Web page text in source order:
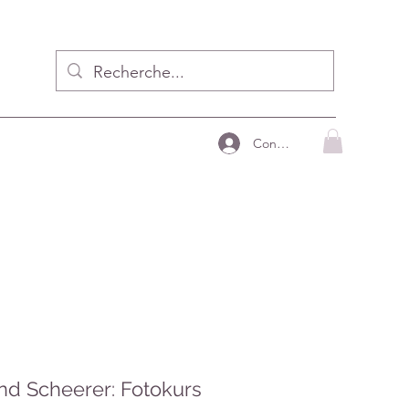
Connecter
Scheerer: Fotokurs